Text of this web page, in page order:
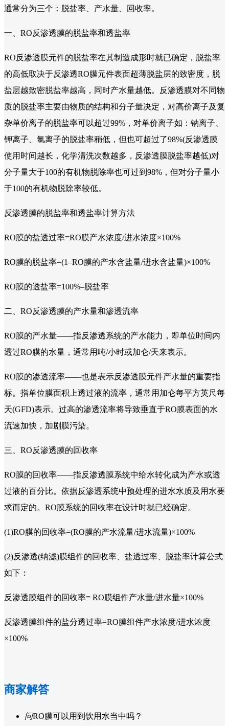
通常分为三个：脱盐率、产水量、回收率。
一、RO反渗透膜的脱盐率和透盐率
RO反渗透膜元件的脱盐率在其制造成形时就已确定，脱盐率
的高低取决于反渗透RO膜元件表面超薄脱盐层的致密度，脱
盐层越致密脱盐率越高，同时产水量越低。反渗透膜对不同物
质的脱盐率主要由物质的结构和分子量决定，对高价离子及复
杂单价离子的脱盐率可以超过99%，对单价离子如：钠离子、
钾离子、氯离子的脱盐率稍低，但也可超过了98%(反渗透膜
使用时间越长，化学清洗次数越多，反渗透膜脱盐率越低)对
分子量大于100的有机物脱除率也可过到98%，但对分子量小
于100的有机物脱除率较低。
反渗透膜的脱盐率和透盐率计算方法
RO膜的盐透过率=RO膜产水浓度/进水浓度×100%
RO膜的脱盐率=(1–RO膜的产水含盐量/进水含盐量)×100%
RO膜的透盐率=100%–脱盐率
二、RO反渗透膜的产水量和渗透流率
RO膜的产水量——指反渗透系统的产水能力，即单位时间内
透过RO膜的水量，通常用吨/小时或加仑/天来表示。
RO膜的渗透流率——也是表示反渗透膜元件产水量的重要指
标。指单位膜面积上透过液的流率，通常用加仑每平方英尺每
天(GFD)表示。过高的渗透流率将导致垂直于RO膜表面的水
流速加快，加剧膜污染。
三、RO反渗透膜的回收率
RO膜的回收率——指反渗透膜系统中给水转化成为产水或透
过液的百分比。依据反渗透系统中预处理的进水水质及用水要
求而定的。RO膜系统的回收率在设计时就已经确定。
(1)RO膜的回收率=(RO膜的产水流量/进水流量)×100%
(2)反渗透(纳滤)膜组件的回收率、盐透过率、脱盐率计算公式
如下：
反渗透膜组件的回收率= RO膜组件产水量/进水量×100%
反渗透膜组件的盐分透过率=RO膜组件产水浓度/进水浓度
×100%
商家解答
问RO膜可以用到饮用水当中吗？